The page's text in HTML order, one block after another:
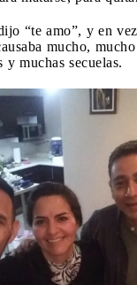
“te amo”, y en
mucho,
y muchas secuelas.